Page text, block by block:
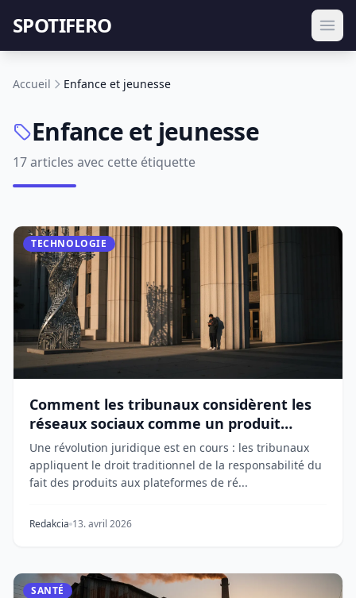
SPOTIFERO
Accueil Enfance et jeunesse
Enfance et jeunesse
17 articles avec cette étiquette
TECHNOLOGIE
Comment les tribunaux considèrent les
réseaux sociaux comme un produit
défectueux
Une révolution juridique est en cours : les tribunaux
appliquent le droit traditionnel de la responsabilité du
fait des produits aux plateformes de ré...
Redakcia 13. avril 2026
SANTÉ